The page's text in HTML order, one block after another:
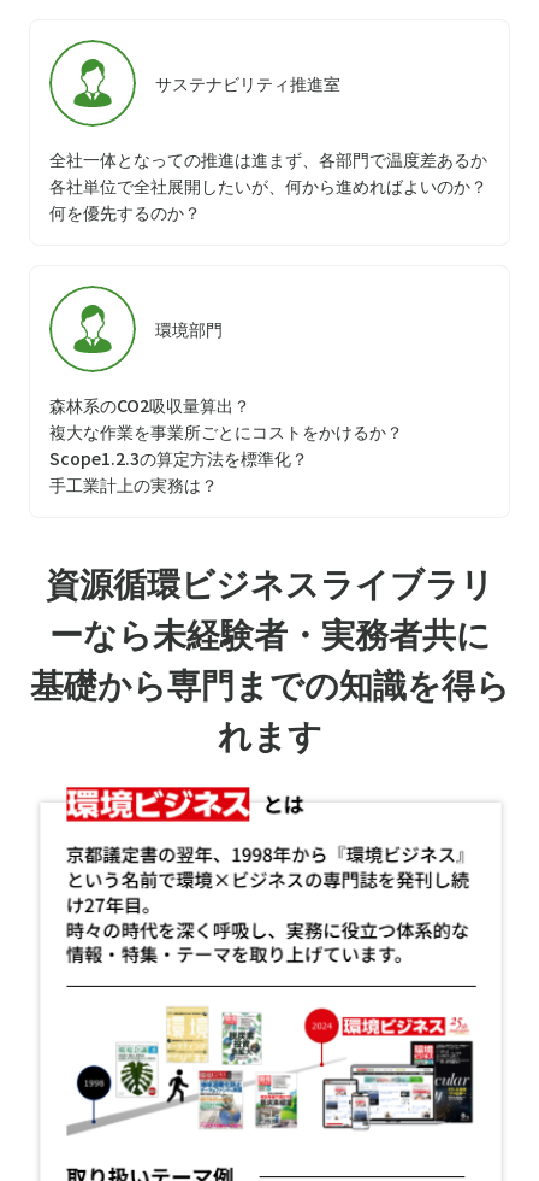
サステナビリティ推進室
全社一体となっての推進は進まず、各部門で温度差あるか
各社単位で全社展開したいが、何から進めればよいのか？
何を優先するのか？
環境部門
森林系のCO2吸収量算出？
複大な作業を事業所ごとにコストをかけるか？
Scope1.2.3の算定方法を標準化？
手工業計上の実務は？
資源循環ビジネスライブラリ
ーなら未経験者・実務者共に
基礎から専門までの知識を得ら
れます